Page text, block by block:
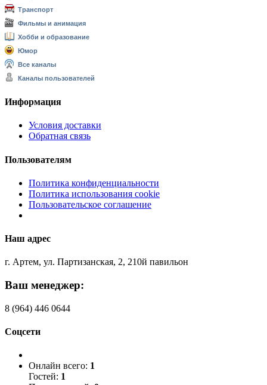
Транспорт
Фильмы и анимация
Хобби и образование
Юмор
Все каналы
Каналы пользователей
Информация
Условия доставки
Обратная связь
Пользователям
Политика конфиденциальности
Политика использования cookie
Пользовательское соглашение
Наш адрес
г. Артем, ул. Партизанская, 2, 210й павильон
Ваш менеджер:
8 (964) 446 0644
Соцсети
Онлайн всего: 1
Гостей: 1